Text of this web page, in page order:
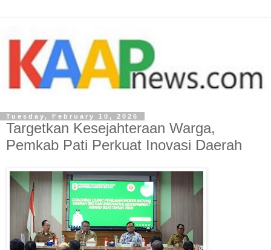
Tuesday, February 10, 2026
Targetkan Kesejahteraan Warga,
Pemkab Pati Perkuat Inovasi Daerah